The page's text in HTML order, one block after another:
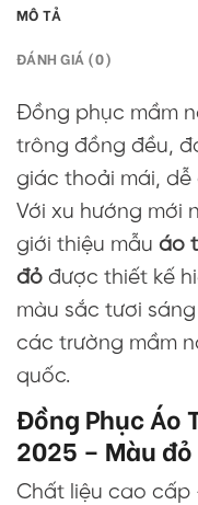
MÔ TẢ
ĐÁNH GIÁ (0)
Đồng phục mầm
trông đồng đều,
giác thoải mái, dễ
Với xu hướng mới
giới thiệu mẫu áo
đỏ được thiết kế
màu sắc tươi
các trường mầm
quốc.
Đồng Phục Áo
2025 – Màu đỏ
Chất liệu cao cấp